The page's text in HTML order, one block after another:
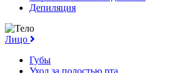
Депиляция
Лицо
Губы